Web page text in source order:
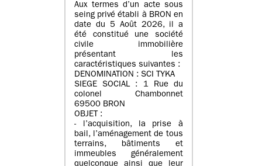
Aux termes d’un acte sous
seing privé établi à BRON en
date du 5 Août 2026, il a
été constitué une société
civile immobilière
présentant les
caractéristiques suivantes :
DENOMINATION : SCI TYKA
SIEGE SOCIAL : 1 Rue du
colonel Chambonnet
69500 BRON
OBJET :
- l’acquisition, la prise à
bail, l’aménagement de tous
terrains, bâtiments et
immeubles généralement